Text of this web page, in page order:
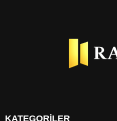
KATEGORİLER